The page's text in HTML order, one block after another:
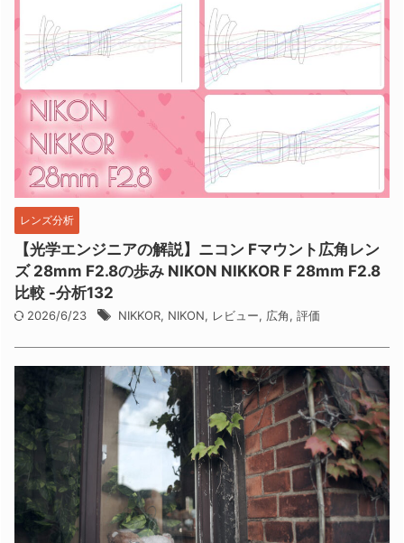
レンズ分析
【光学エンジニアの解説】ニコン Fマウント広角レン
ズ 28mm F2.8の歩み NIKON NIKKOR F 28mm F2.8
比較 -分析132
2026/6/23 NIKKOR, NIKON, レビュー, 広角, 評価